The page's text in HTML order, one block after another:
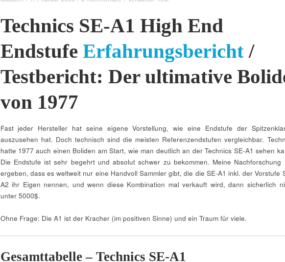
Technics SE-A1 High End
Endstufe Erfahrungsbericht/
Testbericht: Der ultimative
von 1977
Fast jeder Hersteller hat seine eigene Vorstellung, wie eine Endstufe der
auszusehen hat. Doch technisch sind die meisten Referenzendstufen vergleichbar.
hatte 1977 auch einen Boliden am Start, wie man deutlich an der Technics SE-A1 sehen
Die Endstufe ist sehr begehrt und absolut schwer zu bekommen. Meine Nachforschung
ergeben, dass es weltweit nur eine Handvoll Sammler gibt, die die SE-A1 inkl. der Vorstufe
A2 ihr Eigen nennen, und wenn diese Kombination mal verkauft wird, dann sicherlich
unter 5000$.
Ohne Frage: Die A1 ist der Kracher (im positiven Sinne) und ein Traum für viele.
Gesamttabelle – Technics SE-A1